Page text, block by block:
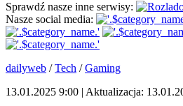
Sprawdź nasze inne serwisy:
Nasze social media:
dailyweb /Tech /Gaming
13.01.2025 9:00 | Aktualizacja: